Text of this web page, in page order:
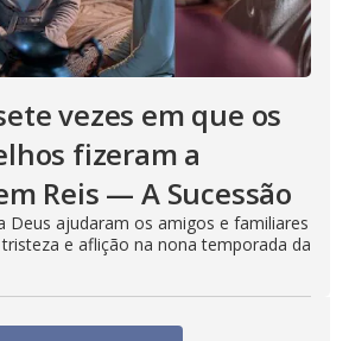
vezes em que os
fizeram a
Reis — A Sucessão
Deus ajudaram os amigos e familiares
e aflição na nona temporada da